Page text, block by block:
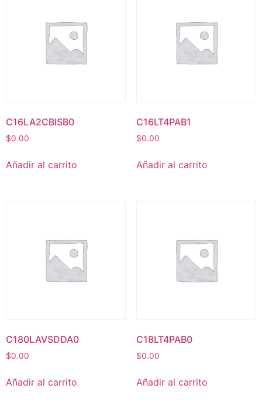
C16LA2CBISB0
$0.00
Añadir al carrito
C16LT4PAB1
$0.00
Añadir al carrito
C180LAVSDDA0
$0.00
Añadir al carrito
C18LT4PAB0
$0.00
Añadir al carrito